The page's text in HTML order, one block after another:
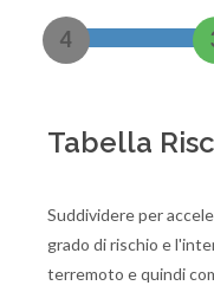
4
Tabella
Suddividere per
grado di rischio e
terremoto e quindi